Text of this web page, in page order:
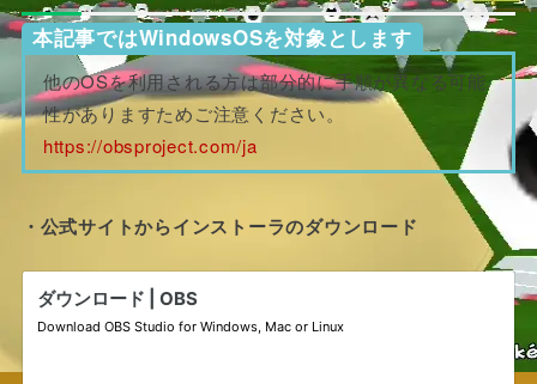
本記事ではWindowsOSを対象とします
他のOSを利用される方は部分的に手順が異なる可能
性がありますためご注意ください。
https://obsproject.com/ja
・公式サイトからインストーラのダウンロード